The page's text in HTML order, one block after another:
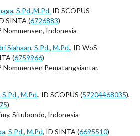
S.Pd.,M.Pd. ID SCOPUS
SINTA (6726883)
Nommensen, Indonesia
Siahaan, S.Pd., M.Pd., ID WoS
(6759966)
Nommensen Pematangsiantar,
M.Pd., ID SCOPUS (57204468035),
)
Situbondo, Indonesia
S.Pd., M.Pd, ID SINTA (6695510)